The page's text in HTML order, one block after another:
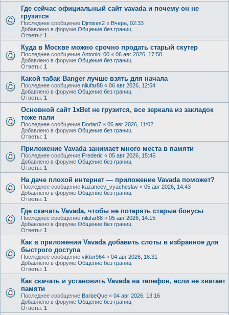
Где сейчас официальный сайт vavada и почему он не
грузится
Последнее сообщение Djmixes2 « Вчера, 02:33
Добавлено в форуме Общение без границ
Ответы: 1
Куда в Москве можно срочно продать старый скутер
Последнее сообщение AntonioL00 « 06 авг 2026, 17:58
Добавлено в форуме Общение без границ
Ответы: 1
Какой табак Banger лучше взять для начала
Последнее сообщение nilufar88 « 06 авг 2026, 12:54
Добавлено в форуме Общение без границ
Ответы: 1
Основной сайт 1xBet не грузится, все зеркала из закладок
тоже пали
Последнее сообщение Dorian7 « 06 авг 2026, 11:02
Добавлено в форуме Общение без границ
Ответы: 1
Приложение Vavada занимает много места в памяти
Последнее сообщение Frederic « 05 авг 2026, 15:45
Добавлено в форуме Общение без границ
Ответы: 1
На даче плохой интернет — приложение Vavada поможет?
Последнее сообщение kazancev_vyacheslav « 05 авг 2026, 14:43
Добавлено в форуме Общение без границ
Ответы: 1
Где скачать Vavada, чтобы не потерять старые бонусы
Последнее сообщение nilufar88 « 05 авг 2026, 14:15
Добавлено в форуме Общение без границ
Ответы: 1
Как в приложении Vavada добавить слоты в избранное для
быстрого доступа
Последнее сообщение viktor964 « 04 авг 2026, 16:31
Добавлено в форуме Общение без границ
Ответы: 1
Как скачать и установить Vavada на телефон, если не хватает
памяти
Последнее сообщение BarbeQue « 04 авг 2026, 13:16
Добавлено в форуме Общение без границ
Ответы: 1